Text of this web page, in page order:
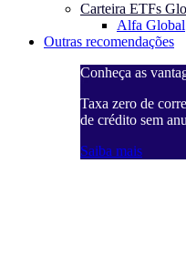
Carteira ETFs
Alfa Global
Outras recomendações
Conheça as
Taxa zero de
de crédito sem
Saiba mais